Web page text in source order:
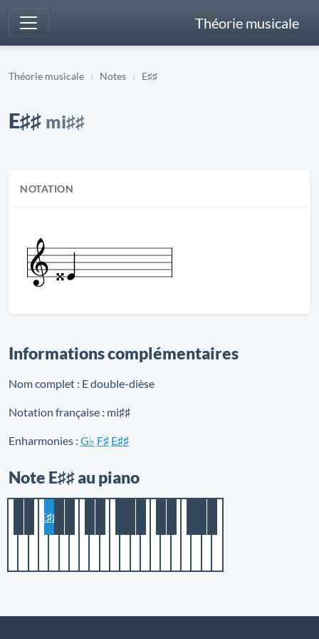
Théorie musicale
Théorie musicale Notes E♯♯
E♯♯ mi♯♯
NOTATION
Informations complémentaires
Nom complet : E double-dièse
Notation française : mi♯♯
Enharmonies : G♭ F♯ E♯♯
Note E♯♯ au piano
E♯♯